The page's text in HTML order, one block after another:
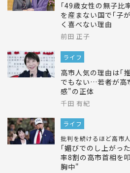
｢49歳女性の無子比
を産まない国で｢子
く喜べない理由
前田 正子
ライフ
高市人気の理由は｢
でもない…若者が高
感"の正体
千田 有紀
ライフ
批判を続けるほど高市
｢媚びでのし上がっ
率8割の高市首相を
胸中"